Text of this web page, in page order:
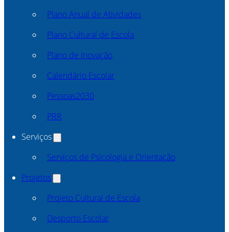
Plano Anual de Atividades
Plano Cultural de Escola
Plano de Inovação
Calendário Escolar
Pessoas2030
PRR
Serviços
Serviços de Psicologia e Orientação
Projetos
Projeto Cultural de Escola
Desporto Escolar